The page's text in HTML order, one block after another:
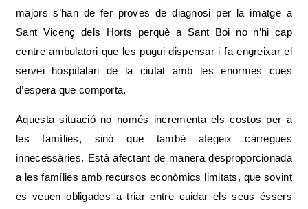
majors s’han de fer proves de diagnosi per la imatge a
Sant Vicenç dels Horts perquè a Sant Boi no n’hi cap
centre ambulatori que les pugui dispensar i fa engreixar el
servei hospitalari de la ciutat amb les enormes cues
d’espera que comporta.
Aquesta situació no només incrementa els costos per a
les famílies, sinó que també afegeix càrregues
innecessàries. Està afectant de manera desproporcionada
a les famílies amb recursos econòmics limitats, que sovint
es veuen obligades a triar entre cuidar els seus éssers